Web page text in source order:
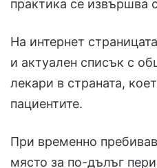
практика се извършва
На интернет
и актуален списък с
лекари в страната,
пациентите.
При временно
място за по-дълъг